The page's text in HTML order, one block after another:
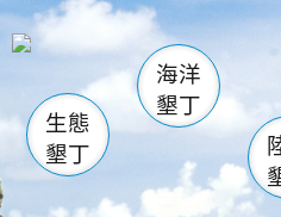
龜山 海生館
恆春
龍鑾潭自
瓊麻館
關山
白砂
生態
墾丁
海洋
墾丁